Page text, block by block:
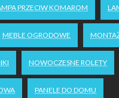
PRZECIW KOMAROM
MEBLE OGRODOWE
NOWOCZESNE ROLETY
PANELE DO DOMU